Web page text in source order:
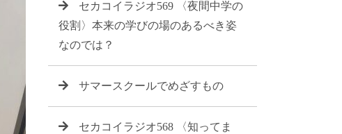
セカコイラジオ569 〈夜間中学の
役割〉本来の学びの場のあるべき姿
なのでは？
サマースクールでめざすもの
セカコイラジオ568 〈知ってま